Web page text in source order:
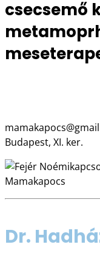
csecsemő
Budapest, XI. ker.
Mamakapocs
Dr.